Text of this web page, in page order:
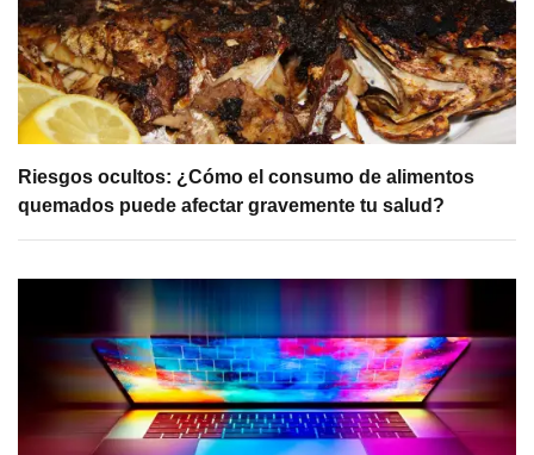
Riesgos ocultos: ¿Cómo el consumo de alimentos
quemados puede afectar gravemente tu salud?